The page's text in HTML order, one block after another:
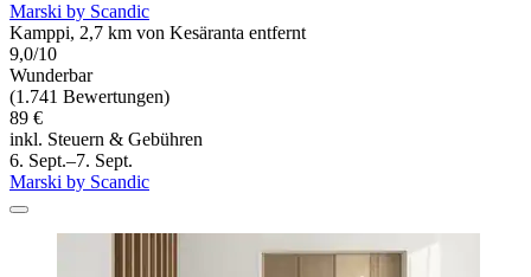
Marski by Scandic
Kamppi, 2,7 km von Kesäranta entfernt
9,0/10
Wunderbar
(1.741 Bewertungen)
89 €
inkl. Steuern & Gebühren
6. Sept.–7. Sept.
Marski by Scandic